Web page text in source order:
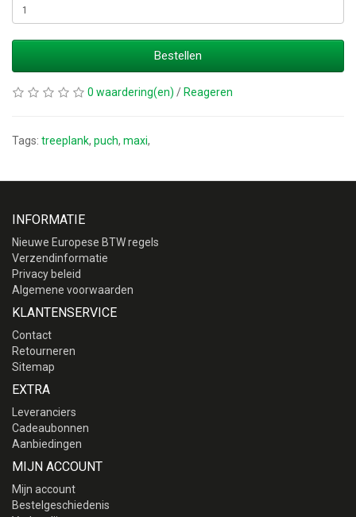
Bestellen
0 waardering(en) / Reageren
Tags: treeplank, puch, maxi,
INFORMATIE
Nieuwe Europese BTW regels
Verzendinformatie
Privacy beleid
Algemene voorwaarden
KLANTENSERVICE
Contact
Retourneren
Sitemap
EXTRA
Leveranciers
Cadeaubonnen
Aanbiedingen
MIJN ACCOUNT
Mijn account
Bestelgeschiedenis